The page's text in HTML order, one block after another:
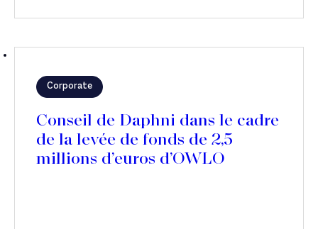
Corporate
Conseil de Daphni dans le cadre
de la levée de fonds de 2,5
millions d’euros d’OWLO